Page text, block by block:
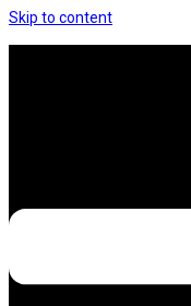
Skip to content